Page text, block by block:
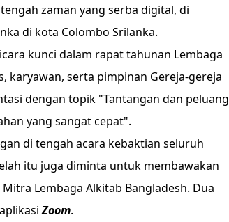
zaman yang serba digital, di
di kota Colombo Srilanka.
kunci dalam rapat tahunan Lembaga
karyawan, serta pimpinan Gereja-gereja
dengan topik "Tantangan dan peluang
yang sangat cepat".
di tengah acara kebaktian seluruh
itu juga diminta untuk membawakan
Lembaga Alkitab Bangladesh. Dua
Zoom.